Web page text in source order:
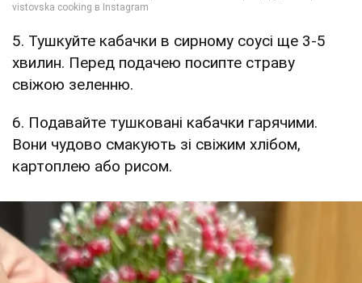
5. Тушкуйте кабачки в сирному соусі ще 3-5
хвилин. Перед подачею посипте страву
свіжою зеленню.
6. Подавайте тушковані кабачки гарячими.
Вони чудово смакують зі свіжим хлібом,
картоплею або рисом.